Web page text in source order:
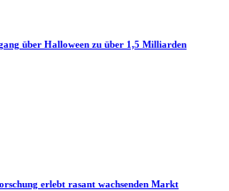
über Halloween zu über 1,5 Milliarden
erlebt rasant wachsenden Markt